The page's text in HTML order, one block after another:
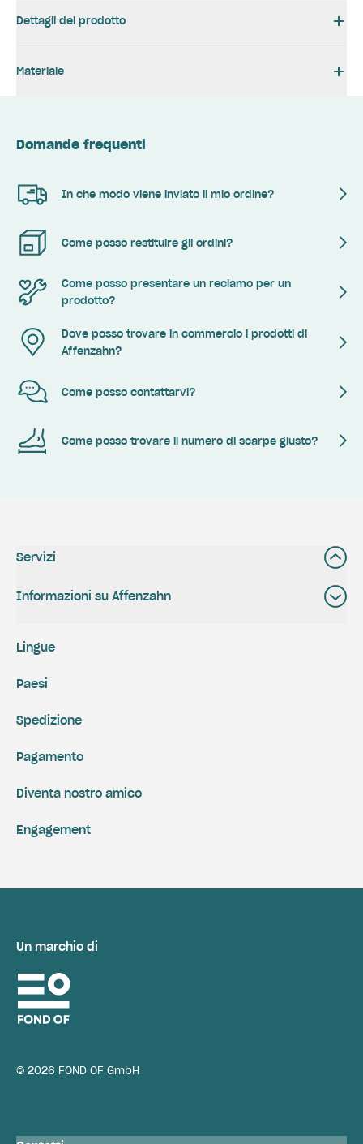
Dettagli del prodotto
Materiale
Domande frequenti
In che modo viene inviato il mio ordine?
Come posso restituire gli ordini?
Come posso presentare un reclamo per un
prodotto?
Dove posso trovare in commercio i prodotti di
Affenzahn?
Come posso contattarvi?
Come posso trovare il numero di scarpe giusto?
Servizi
Informazioni su Affenzahn
Spedizione
Pagamento
Engagement
Diventa nostro amico
Lingue
Paesi
Un marchio di
© 2026 FOND OF GmbH